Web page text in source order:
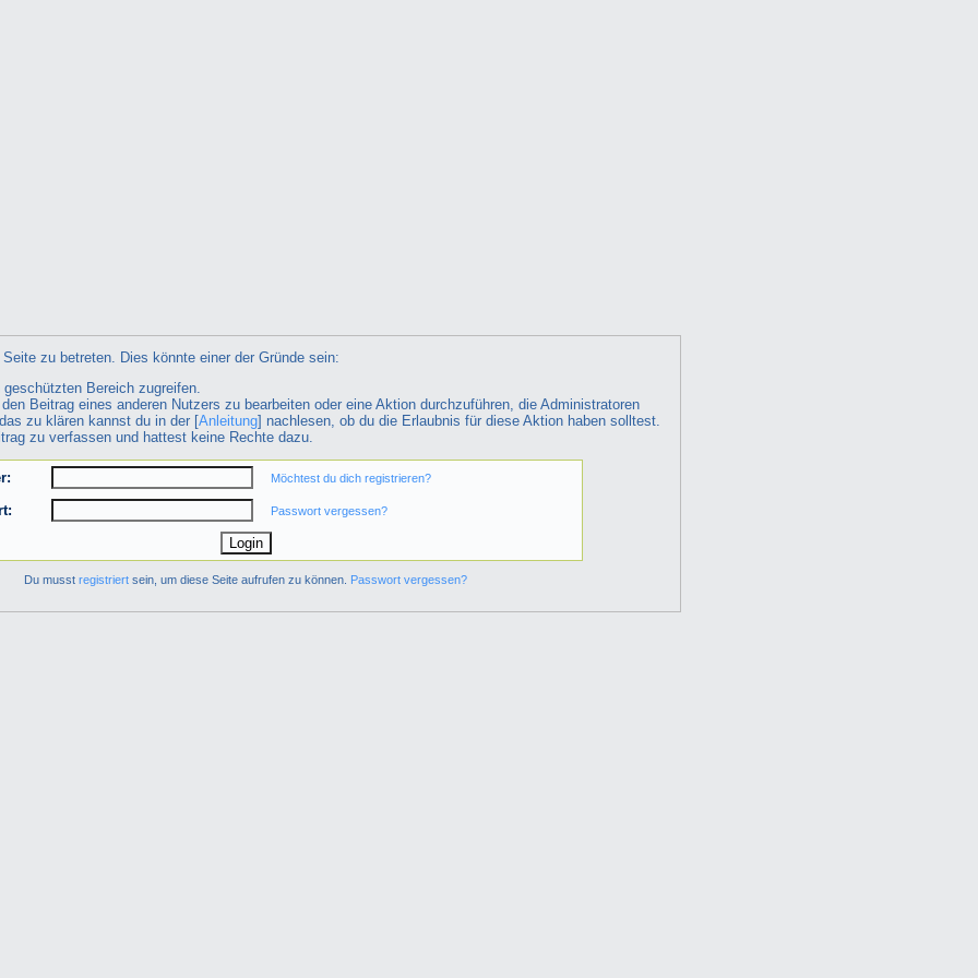
zu betreten. Dies könnte einer der Gründe sein:
Bereich zugreifen.
Beitrag eines anderen Nutzers zu bearbeiten oder eine Aktion durchzuführen, die Administratoren
zu klären kannst du in der [Anleitung] nachlesen, ob du die Erlaubnis für diese Aktion haben solltest.
zu verfassen und hattest keine Rechte dazu.
Möchtest du dich registrieren?
Passwort vergessen?
Du musstregistriert sein, um diese Seite aufrufen zu können. Passwort vergessen?